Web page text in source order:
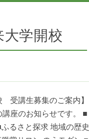
学開校
受講生募集のご案内】
講座のお知らせです。 ■
るさと探求 地域の歴史